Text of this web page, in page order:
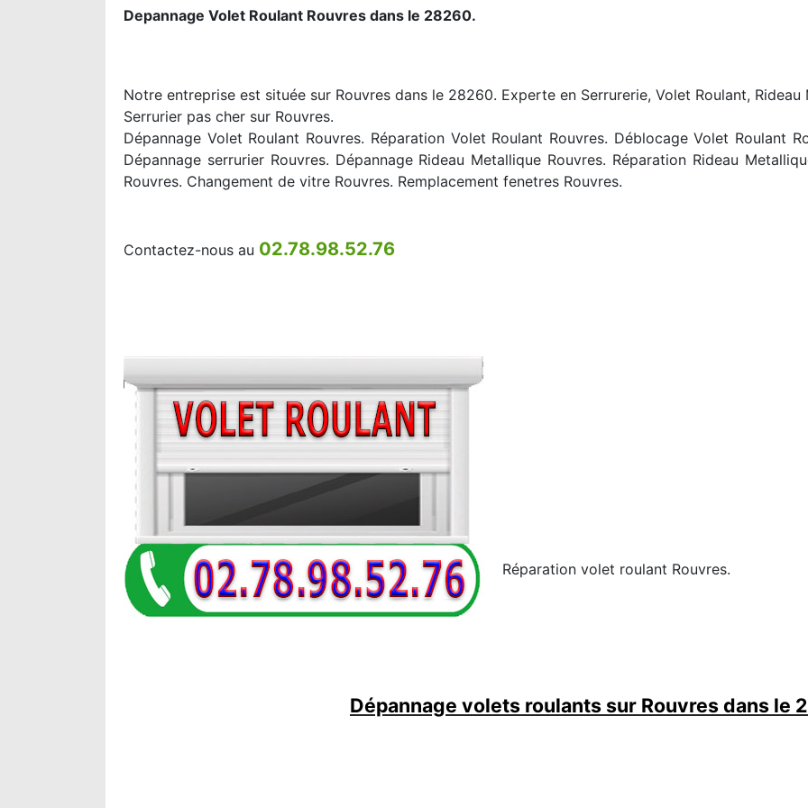
Depannage Volet Roulant Rouvres dans le 28260.
Notre entreprise est située sur Rouvres dans le 28260. Experte en Serrurerie, Volet Roulant, Rideau
Serrurier pas cher sur Rouvres.
Dépannage Volet Roulant Rouvres. Réparation Volet Roulant Rouvres. Déblocage Volet Roulant
Dépannage serrurier Rouvres. Dépannage Rideau Metallique Rouvres. Réparation Rideau
Rouvres. Changement de vitre Rouvres. Remplacement fenetres Rouvres.
Contactez-nous au 02.78.98.52.76
Réparation volet roulant Rouvres.
Dépannage volets roulants sur Rouvres dans le